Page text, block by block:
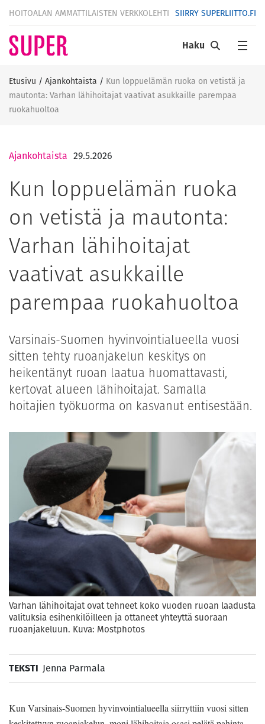
HOITOALAN AMMATTILAISTEN VERKKOLEHTI SIIRRY SUPERLIITTO.FI
Haku
Etusivu / Ajankohtaista / Kun loppuelämän ruoka on vetistä ja
mautonta: Varhan lähihoitajat vaativat asukkaille parempaa
ruokahuoltoa
Ajankohtaista 29.5.2026
Kun loppuelämän ruoka
on vetistä ja mautonta:
Varhan lähihoitajat
vaativat asukkaille
parempaa ruokahuoltoa
Varsinais-Suomen hyvinvointialueella vuosi
sitten tehty ruoanjakelun keskitys on
heikentänyt ruoan laatua huomattavasti,
kertovat alueen lähihoitajat. Samalla
hoitajien työkuorma on kasvanut entisestään.
Varhan lähihoitajat ovat tehneet koko vuoden ruoan laadusta
valituksia esihenkilöilleen ja ottaneet yhteyttä suoraan
ruoanjakeluun. Kuva: Mostphotos
TEKSTI Jenna Parmala
Kun Varsinais-Suomen hyvinvointialueella siirryttiin vuosi sitten